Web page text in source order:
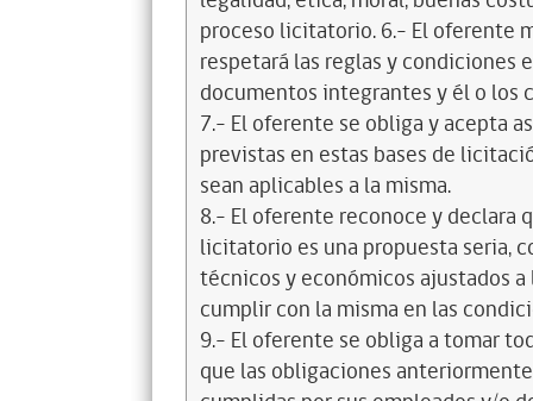
proceso licitatorio. 6.- El oferente
respetará las reglas y condiciones
documentos integrantes y él o los
7.- El oferente se obliga y acepta
previstas en estas bases de
sean aplicables a la misma.
8.- El oferente reconoce y declara
licitatorio es una propuesta seria,
técnicos y económicos ajustados
cumplir con la misma en las
9.- El oferente se obliga a tomar
que las obligaciones